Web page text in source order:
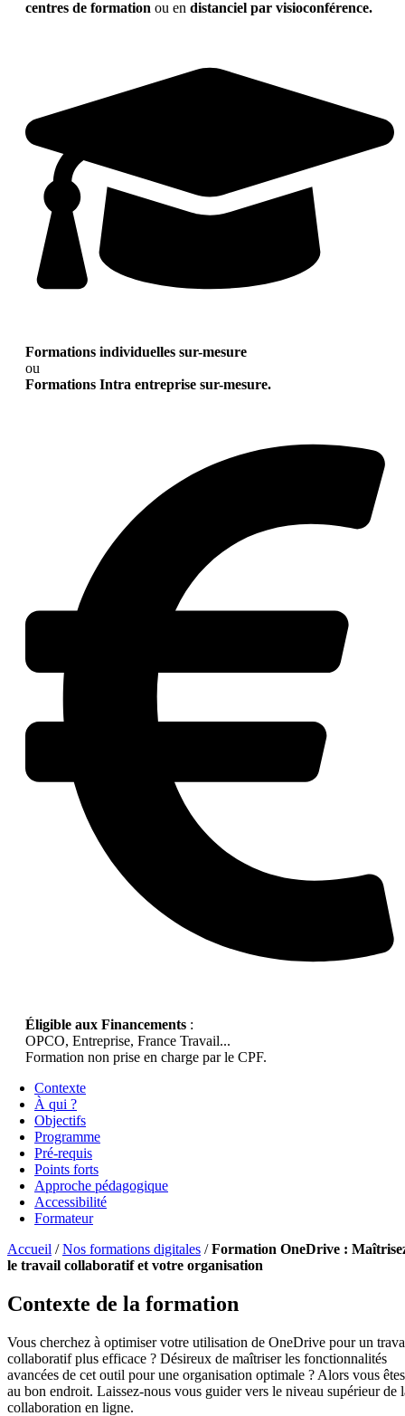
centres de formation ou en distanciel par visioconférence.
Formations individuelles sur-mesure
ou
Formations Intra entreprise sur-mesure.
Éligible aux Financements :
OPCO, Entreprise, France Travail...
Formation non prise en charge par le CPF.
Contexte
À qui ?
Objectifs
Programme
Pré-requis
Points forts
Approche pédagogique
Accessibilité
Formateur
Accueil /Nos formations digitales /Formation OneDrive :
le travail collaboratif et votre organisation
Contexte de la formation
Vous cherchez à optimiser votre utilisation de OneDrive pour un
collaboratif plus efficace ? Désireux de maîtriser les fonctionnalités
avancées de cet outil pour une organisation optimale ? Alors vous êtes
au bon endroit. Laissez-nous vous guider vers le niveau supérieur de
collaboration en ligne.